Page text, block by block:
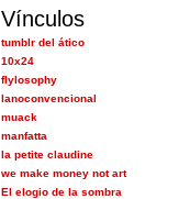
Vínculos
tumblr del ático
10x24
flylosophy
lanoconvencional
muack
manfatta
la petite claudine
we make money not art
El elogio de la sombra